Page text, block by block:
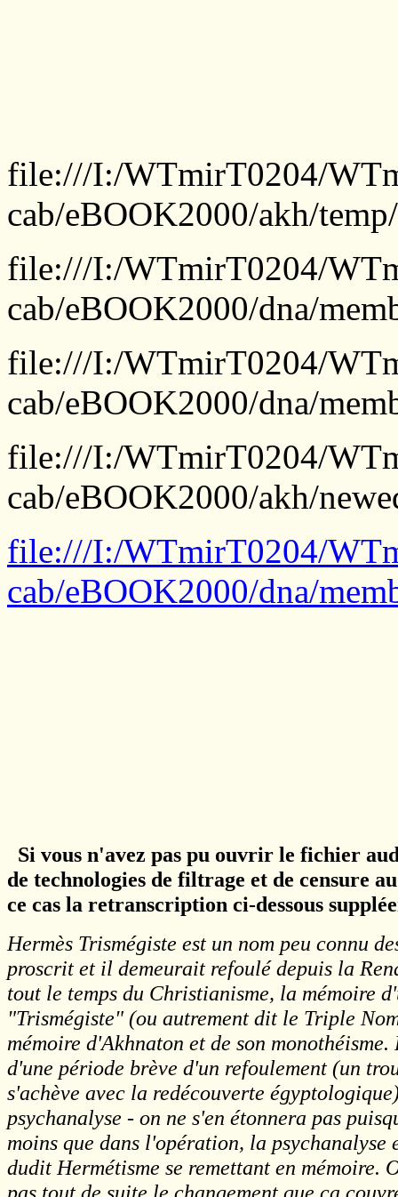
file:///I:/WTmirT0204/
cab/eBOOK2000/akh/
file:///I:/WTmirT0204/
cab/eBOOK2000/dna/
file:///I:/WTmirT0204/
cab/eBOOK2000/dna/
file:///I:/WTmirT0204/
cab/eBOOK2000/akh/
file:///I:/WTmirT0204/
cab/eBOOK2000/dna/
Si vous n'avez pas pu ouvrir le fichier
de technologies de filtrage et de censure
ce cas la retranscription ci-dessous
Hermès Trismégiste est un nom peu connu
proscrit et il demeurait refoulé depuis la
tout le temps du Christianisme, la mémoire
"Trismégiste" (ou autrement dit le Triple
mémoire d'Akhnaton et de son
d'une période brève d'un refoulement (un
s'achève avec la redécouverte
psychanalyse - on ne s'en étonnera pas
moins que dans l'opération, la
dudit Hermétisme se remettant en mémoire.
pas tout de suite le changement que ça